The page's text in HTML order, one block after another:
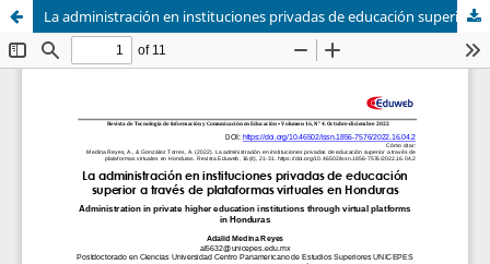
La administración en instituciones privadas de educación superior a través de plataformas virtuales en Honduras